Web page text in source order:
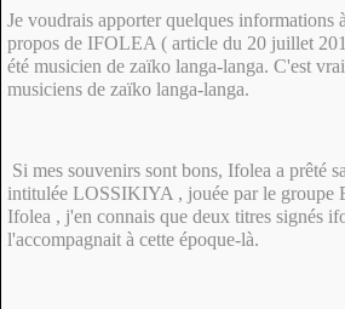
Je voudrais apporter quelques
propos de IFOLEA ( article du 20 juillet
été musicien de zaïko langa-langa. C'est
musiciens de zaïko langa-langa.
Si mes souvenirs sont bons, Ifolea a prêté
intitulée LOSSIKIYA , jouée par le groupe
Ifolea , j'en connais que deux titres signés
l'accompagnait à cette époque-là.